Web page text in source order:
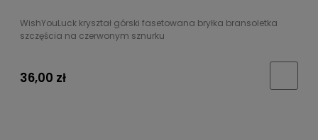
WishYouLuck kryształ górski fasetowana bryłka bransoletka
szczęścia na czerwonym sznurku
36,00 zł